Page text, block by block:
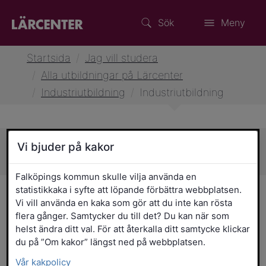
Sök Meny
Startsida
Jag vill studera
Alla utbildningar på Lärcenter
Industriutbildning Industriutbildning
Sidans innehåll
Industriutbildning
Utbildningens upplägg
Utbildningen är upplagd i två studieperioder.
Utbildningen sker enbart på plats. Lektionerna
Vi bjuder på kakor
Falköpings kommun skulle vilja använda en
statistikkaka i syfte att löpande förbättra webbplatsen.
Vi vill använda en kaka som gör att du inte kan rösta
flera gånger. Samtycker du till det? Du kan när som
helst ändra ditt val. För att återkalla ditt samtycke klickar
du på ”Om kakor” längst ned på webbplatsen.
Vår kakpolicy